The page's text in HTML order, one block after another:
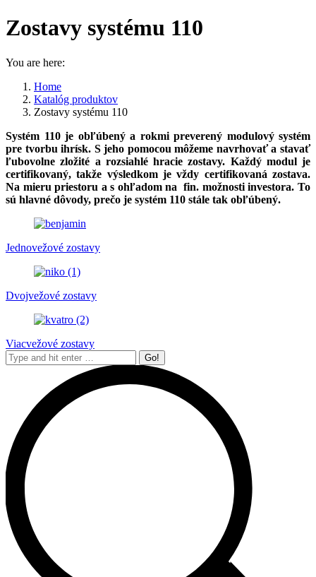
Zostavy systému 110
You are here:
Home
Katalóg produktov
Zostavy systému 110
Systém 110 je obľúbený a rokmi preverený modulový systém
pre tvorbu ihrísk. S jeho pomocou môžeme navrhovať a stavať
ľubovolne zložité a rozsiahlé hracie zostavy. Každý modul je
certifikovaný, takže výsledkom je vždy certifikovaná zostava.
Na mieru priestoru a s ohľadom na fin. možnosti investora. To
sú hlavné dôvody, prečo je systém 110 stále tak obľúbený.
Jednovežové zostavy
Dvojvežové zostavy
Viacvežové zostavy
Search: